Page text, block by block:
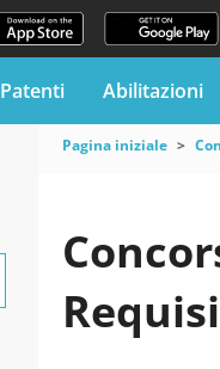
Patenti Abilitazioni
Pagina iniziale